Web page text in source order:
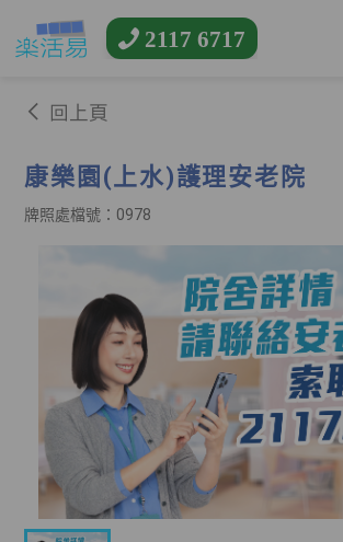
2117 6717
回上頁
康樂園(上水)護理安老院
牌照處檔號：0978